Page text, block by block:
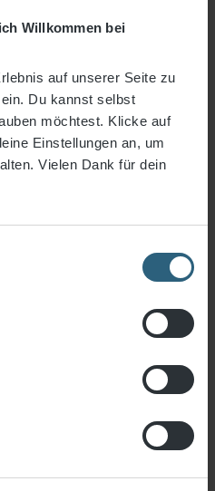
Willkommen bei
auf unserer Seite zu
Du kannst selbst
möchtest. Klicke auf
Einstellungen an, um
Vielen Dank für dein
m
m
mm